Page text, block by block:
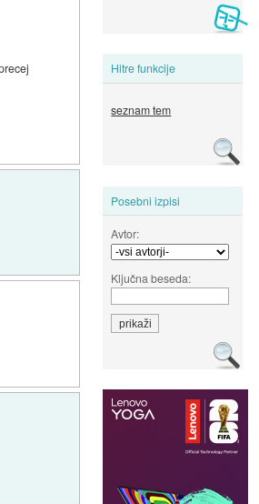
Hitre funkcije
seznam tem
Posebni izpisi
Avtor:
Ključna beseda: